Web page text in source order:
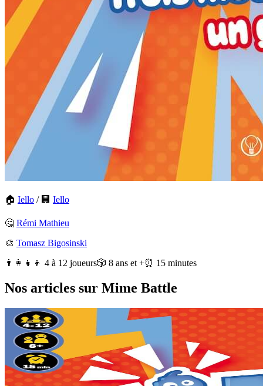
🏠 Iello / 🏢 Iello
🤔 Rémi Mathieu
🎨 Tomasz Bigosinski
👨‍👩‍👧‍👦 4 à 12 joueurs🎲 8 ans et +⏰ 15 minutes
Nos articles sur Mime Battle